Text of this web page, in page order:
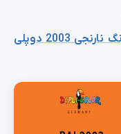
رنگ نارنجی 2003 دوپلی